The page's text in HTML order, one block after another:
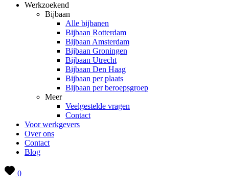
Werkzoekend
Bijbaan
Alle bijbanen
Bijbaan Rotterdam
Bijbaan Amsterdam
Bijbaan Groningen
Bijbaan Utrecht
Bijbaan Den Haag
Bijbaan per plaats
Bijbaan per beroepsgroep
Meer
Veelgestelde vragen
Contact
Voor werkgevers
Over ons
Contact
Blog
0